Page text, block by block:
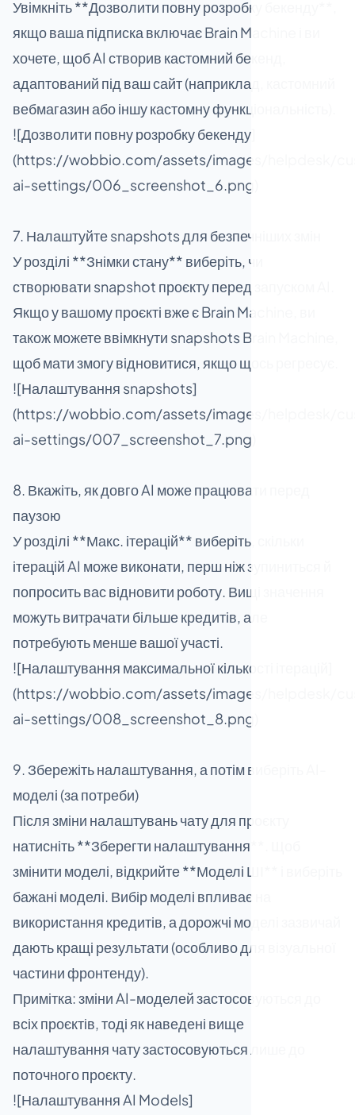
Увімкніть **Дозволити повну розробку бекенду**,
якщо ваша підписка включає Brain Machine і ви
хочете, щоб AI створив кастомний бекенд,
адаптований під ваш сайт (наприклад, кастомний
вебмагазин або іншу кастомну функціональність).
![Дозволити повну розробку бекенду]
(https://wobbio.com/assets/images/helpdesk/
ai-settings/006_screenshot_6.png)
7. Налаштуйте snapshots для безпечніших змін
У розділі **Знімки стану** виберіть, чи
створювати snapshot проєкту перед запуском AI.
Якщо у вашому проєкті вже є Brain Machine, ви
також можете ввімкнути snapshots Brain Machine,
щоб мати змогу відновитися, якщо щось регресує.
![Налаштування snapshots]
(https://wobbio.com/assets/images/helpdesk/
ai-settings/007_screenshot_7.png)
8. Вкажіть, як довго AI може працювати перед
паузою
У розділі **Макс. ітерацій** виберіть, скільки
ітерацій AI може виконати, перш ніж зупиниться й
попросить вас відновити роботу. Вищі значення
можуть витрачати більше кредитів, але
потребують менше вашої участі.
![Налаштування максимальної кількості ітерацій]
(https://wobbio.com/assets/images/helpdesk/
ai-settings/008_screenshot_8.png)
9. Збережіть налаштування, а потім виберіть AI-
моделі (за потреби)
Після зміни налаштувань чату для проєкту
натисніть **Зберегти налаштування**. Щоб
змінити моделі, відкрийте **Моделі ШІ** і виберіть
бажані моделі. Вибір моделі впливає на
використання кредитів, а дорожчі моделі зазвичай
дають кращі результати (особливо для візуальної
частини фронтенду).
Примітка: зміни AI-моделей застосовуються до
всіх проєктів, тоді як наведені вище
налаштування чату застосовуються лише до
поточного проєкту.
![Налаштування AI Models]